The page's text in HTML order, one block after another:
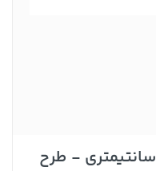
ماوس پد XP ابعاد 28x24 سانتیمتری - طرح